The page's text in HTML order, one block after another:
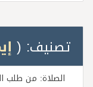
تصنيف: (
الصلاة: من طلب